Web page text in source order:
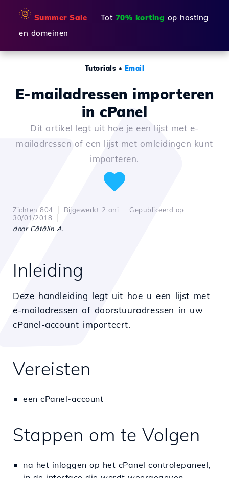
🌞 Summer Sale — Tot 70% korting op hosting
en domeinen
Tutorials • Email
E-mailadressen importeren
in cPanel
Dit artikel legt uit hoe je een lijst met e-
mailadressen of een lijst met omleidingen kunt
importeren.
Zichten 804 Bijgewerkt 2 ani
Gepubliceerd op
30/01/2018
door Cătălin A.
Inleiding
Deze handleiding legt uit hoe u een lijst met
e-mailadressen of doorstuuradressen in uw
cPanel-account importeert.
Vereisten
een cPanel-account
Stappen om te Volgen
na het inloggen op het cPanel controlepaneel,